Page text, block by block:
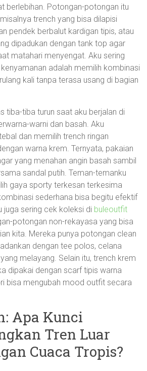
berlebihan. Potongan-potongan itu
trench yang bisa dilapisi
pendek berbalut kardigan tipis, atau
dipadukan dengan tank top agar
matahari menyengat. Aku sering
adalah memilih kombinasi
kali tanpa terasa usang di bagian
tiba-tiba turun saat aku berjalan di
warni dan basah. Aku
dan memilih trench ringan
warna krem. Ternyata, pakaian
yang menahan angin basah sambil
sandal putih. Teman-temanku
gaya sporty terkesan terkesima
sederhana bisa begitu efektif
juga sering cek koleksi di buleoutfit
potongan non-rekayasa yang bisa
kita. Mereka punya potongan clean
dengan tee polos, celana
melayang. Selain itu, trench krem
dipakai dengan scarf tipis warna
bisa mengubah mood outfit secara
Apa Kunci
Tren Luar
Cuaca Tropis?